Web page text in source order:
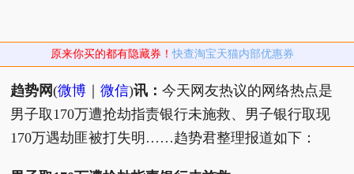
原来你买的都有隐藏券！快查淘宝天猫内部优惠券
趋势网(微博 ｜微信)讯：今天网友热议的网络热点是
男子取170万遭抢劫指责银行未施救、男子银行取现
170万遇劫匪被打失明……趋势君整理报道如下：